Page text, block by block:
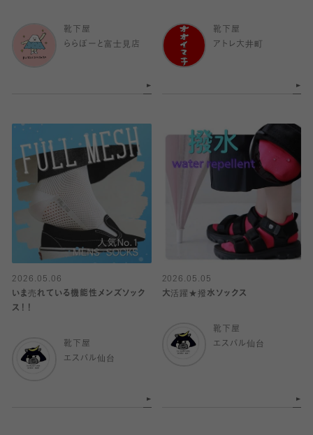
靴下屋
ららぽーと富士見店
靴下屋
アトレ大井町
2026.05.06
いま売れている機能性メンズソック
ス！！
靴下屋
エスパル仙台
2026.05.05
大活躍★撥水ソックス
靴下屋
エスパル仙台